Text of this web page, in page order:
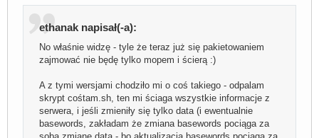
ethanak napisał(-a):
No właśnie widzę - tyle że teraz już się pakietowaniem
zajmować nie będę tylko mopem i ścierą :)
A z tymi wersjami chodziło mi o coś takiego - odpalam
skrypt cośtam.sh, ten mi ściaga wszystkie informacje z
serwera, i jeśli zmieniły się tylko data (i ewentualnie
basewords, zakładam że zmiana basewords pociąga za